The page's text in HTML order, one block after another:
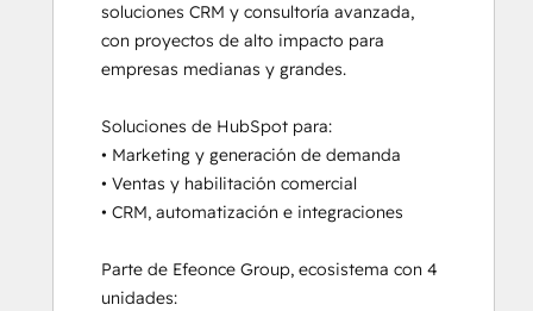
soluciones CRM y consultoría avanzada,
con proyectos de alto impacto para
empresas medianas y grandes.
Soluciones de HubSpot para:
• Marketing y generación de demanda
• Ventas y habilitación comercial
• CRM, automatización e integraciones
Parte de Efeonce Group, ecosistema con 4
unidades: